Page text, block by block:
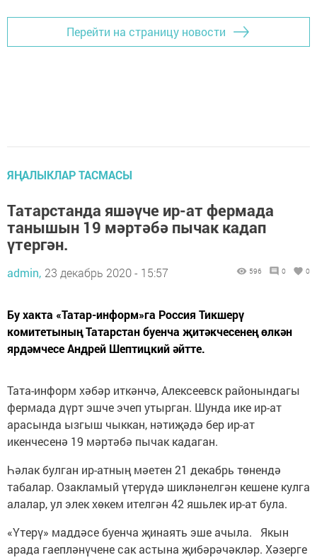
Перейти на страницу новости
ЯҢАЛЫКЛАР ТАСМАСЫ
Татарстанда яшәүче ир-ат фермада
танышын 19 мәртәбә пычак кадап
үтергән.
admin, 23 декабрь 2020 - 15:57 596 0 0
Бу хакта «Татар-информ»га Россия Тикшерү
комитетының Татарстан буенча җитәкчесенең өлкән
ярдәмчесе Андрей Шептицкий әйтте.
Тата-информ хәбәр иткәнчә, Алексеевск районындагы
фермада дүрт эшче эчеп утырган. Шунда ике ир-ат
арасында ызгыш чыккан, нәтиҗәдә бер ир-ат
икенчесенә 19 мәртәбә пычак кадаган.
Һәлак булган ир-атның мәетен 21 декабрь төнендә
табалар. Озакламый үтерүдә шикләнелгән кешене кулга
алалар, ул элек хөкем ителгән 42 яшьлек ир-ат була.
«Үтерү» маддәсе буенча җинаять эше ачыла. Якын
арада гаепләнүчене сак астына җибәрәчәкләр. Хәзерге